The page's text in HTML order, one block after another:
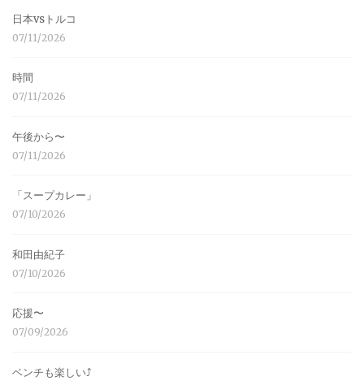
日本vsトルコ
07/11/2026
時間
07/11/2026
午後から〜
07/11/2026
「スープカレー」
07/10/2026
和田由紀子
07/10/2026
応援〜
07/09/2026
ベンチも楽しい⤴︎